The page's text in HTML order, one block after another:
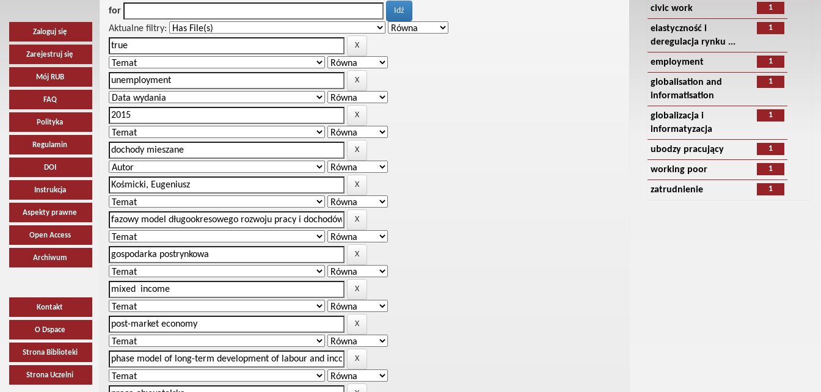
Zaloguj się
Zarejestruj się
Mój RUB
FAQ
Polityka
Regulamin
DOI
Instrukcja
Aspekty prawne
Open Access
Archiwum
Kontakt
O Dspace
Strona Biblioteki
Strona Uczelni
for
Aktualne filtry:
1
civic work
1
elastyczność i
deregulacja rynku ...
1
employment
1
globalisation and
informatisation
1
globalizacja i
informatyzacja
1
ubodzy pracujący
1
working poor
1
zatrudnienie